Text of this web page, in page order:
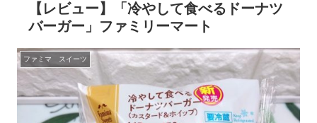
【レビュー】「冷やして食べるドーナツ
バーガー」ファミリーマート
ファミマ スイーツ